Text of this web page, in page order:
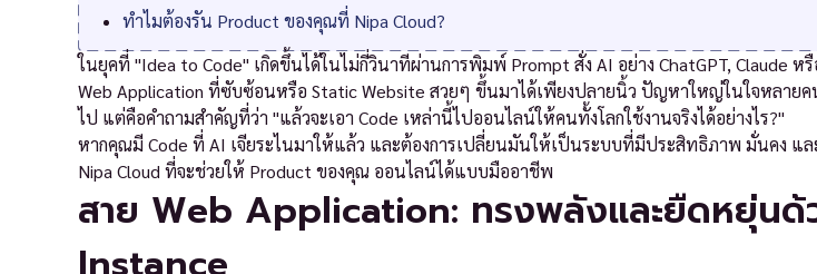
ทำไมต้องรัน Product ของคุณที่ Nipa Cloud?
ในยุคที่ "Idea to Code" เกิดขึ้นได้ในไม่กี่วินาทีผ่านการพิมพ์ Prompt สั่ง AI อย่าง ChatGPT, Claude หรื
Web Application ที่ซับซ้อนหรือ Static Website สวยๆ ขึ้นมาได้เพียงปลายนิ้ว ปัญหาใหญ่ในใจหลายคน
ไป แต่คือคำถามสำคัญที่ว่า "แล้วจะเอา Code เหล่านี้ไปออนไลน์ให้คนทั้งโลกใช้งานจริงได้อย่างไร?"
หากคุณมี Code ที่ AI เจียระไนมาให้แล้ว และต้องการเปลี่ยนมันให้เป็นระบบที่มีประสิทธิภาพ มั่นคง แ
Nipa Cloud ที่จะช่วยให้ Product ของคุณ ออนไลน์ได้แบบมืออาชีพ
สาย Web Application: ทรงพลังและยืดหยุ่นด้